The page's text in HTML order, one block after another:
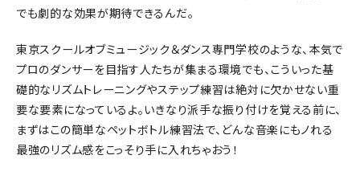
でも劇的な効果が期待できるんだ。
東京スクールオブミュージック＆ダンス専門学校のような、本気で
プロのダンサーを目指す人たちが集まる環境でも、こういった基
礎的なリズムトレーニングやステップ練習は絶対に欠かせない重
要な要素になっているよ。いきなり派手な振り付けを覚える前に、
まずはこの簡単なペットボトル練習法で、どんな音楽にもノれる
最強のリズム感をこっそり手に入れちゃおう！